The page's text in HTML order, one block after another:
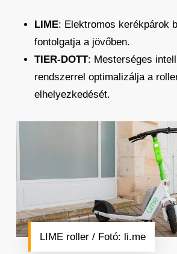
LIME: Elektromos kerékpárok
fontolgatja a jövőben.
TIER-DOTT: Mesterséges
rendszerrel optimalizálja a
elhelyezkedését.
LIME roller / Fotó: li.me